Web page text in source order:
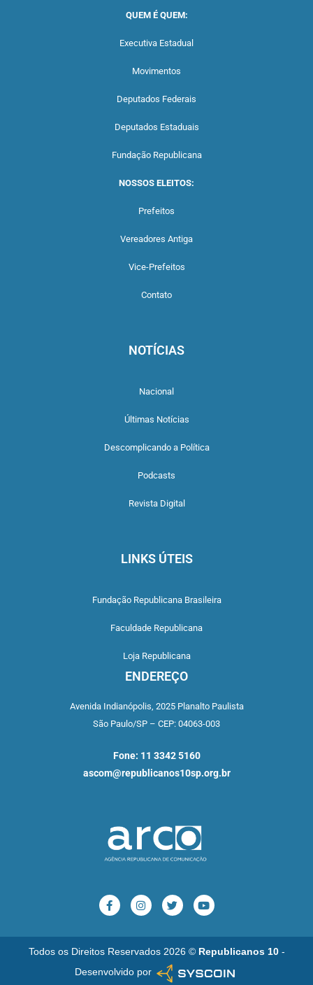
QUEM É QUEM:
Executiva Estadual
Movimentos
Deputados Federais
Deputados Estaduais
Fundação Republicana
NOSSOS ELEITOS:
Prefeitos
Vereadores Antiga
Vice-Prefeitos
Contato
NOTÍCIAS
Nacional
Últimas Notícias
Descomplicando a Política
Podcasts
Revista Digital
LINKS ÚTEIS
Fundação Republicana Brasileira
Faculdade Republicana
Loja Republicana
ENDEREÇO
Avenida Indianópolis, 2025 Planalto Paulista
São Paulo/SP – CEP: 04063-003
Fone: 11 3342 5160
ascom@republicanos10sp.org.br
Todos os Direitos Reservados 2026 © Republicanos 10 -
Desenvolvido por